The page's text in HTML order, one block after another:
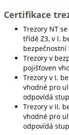
Certifikace
Trezory NT
třídě Z3, v I.
bezpečnostní
Trezory v
pojišťoven
Trezory v I.
vhodné pro
odpovídá
Trezory v II.
vhodné pro
odpovídá